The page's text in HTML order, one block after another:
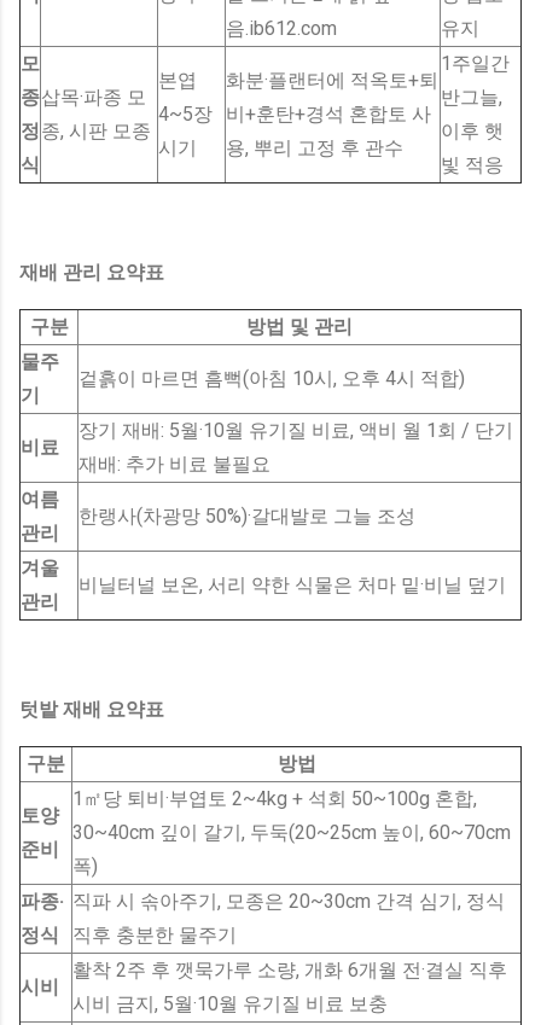
음.ib612.com
유지
모
종
정
식
삽목·파종 모
종, 시판 모종
본엽
4~5장
시기
화분·플랜터에 적옥토+퇴
비+훈탄+경석 혼합토 사
용, 뿌리 고정 후 관수
1주일간
반그늘,
이후 햇
빛 적응
재배 관리 요약표
구분
방법 및 관리
물주
기
겉흙이 마르면 흠뻑(아침 10시, 오후 4시 적합)
비료
장기 재배: 5월·10월 유기질 비료, 액비 월 1회 / 단기
재배: 추가 비료 불필요
여름
관리
한랭사(차광망 50%)·갈대발로 그늘 조성
겨울
관리
비닐터널 보온, 서리 약한 식물은 처마 밑·비닐 덮기
텃밭 재배 요약표
구분 방법
토양
준비
1㎡당 퇴비·부엽토 2~4kg + 석회 50~100g 혼합,
30~40cm 깊이 갈기, 두둑(20~25cm 높이, 60~70cm
폭)
파종·
정식
직파 시 솎아주기, 모종은 20~30cm 간격 심기, 정식
직후 충분한 물주기
시비
활착 2주 후 깻묵가루 소량, 개화 6개월 전·결실 직후
시비 금지, 5월·10월 유기질 비료 보충